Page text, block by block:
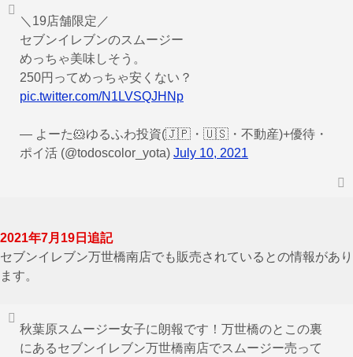
＼19店舗限定／
セブンイレブンのスムージー
めっちゃ美味しそう。
250円ってめっちゃ安くない？
pic.twitter.com/N1LVSQJHNp
— よーた🐹ゆるふわ投資(🇯🇵・🇺🇸・不動産)+優待・
ポイ活 (@todoscolor_yota) July 10, 2021
2021年7月19日追記
セブンイレブン万世橋南店でも販売されているとの情報があり
ます。
秋葉原スムージー女子に朗報です！万世橋のとこの裏
にあるセブンイレブン万世橋南店でスムージー売って